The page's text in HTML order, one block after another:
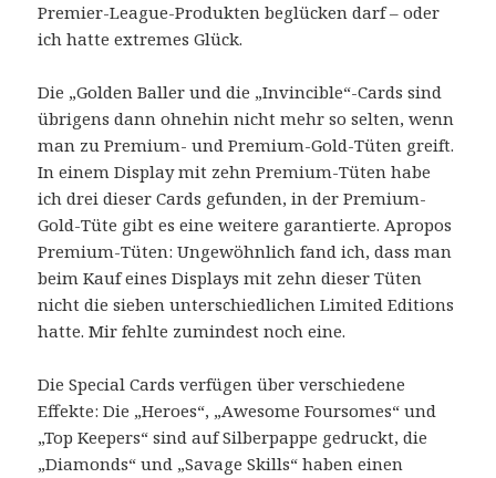
Premier-League-Produkten beglücken darf – oder
ich hatte extremes Glück.
Die „Golden Baller und die „Invincible“-Cards sind
übrigens dann ohnehin nicht mehr so selten, wenn
man zu Premium- und Premium-Gold-Tüten greift.
In einem Display mit zehn Premium-Tüten habe
ich drei dieser Cards gefunden, in der Premium-
Gold-Tüte gibt es eine weitere garantierte. Apropos
Premium-Tüten: Ungewöhnlich fand ich, dass man
beim Kauf eines Displays mit zehn dieser Tüten
nicht die sieben unterschiedlichen Limited Editions
hatte. Mir fehlte zumindest noch eine.
Die Special Cards verfügen über verschiedene
Effekte: Die „Heroes“, „Awesome Foursomes“ und
„Top Keepers“ sind auf Silberpappe gedruckt, die
„Diamonds“ und „Savage Skills“ haben einen